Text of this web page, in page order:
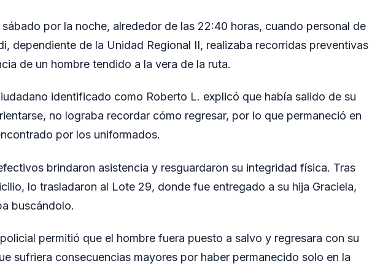
por la noche, alrededor de las 22:40 horas, cuando personal de
dependiente de la Unidad Regional II, realizaba recorridas preventivas
de un hombre tendido a la vera de la ruta.
identificado como Roberto L. explicó que había salido de su
no lograba recordar cómo regresar, por lo que permaneció en
por los uniformados.
brindaron asistencia y resguardaron su integridad física. Tras
lo trasladaron al Lote 29, donde fue entregado a su hija Graciela,
buscándolo.
permitió que el hombre fuera puesto a salvo y regresara con su
sufriera consecuencias mayores por haber permanecido solo en la